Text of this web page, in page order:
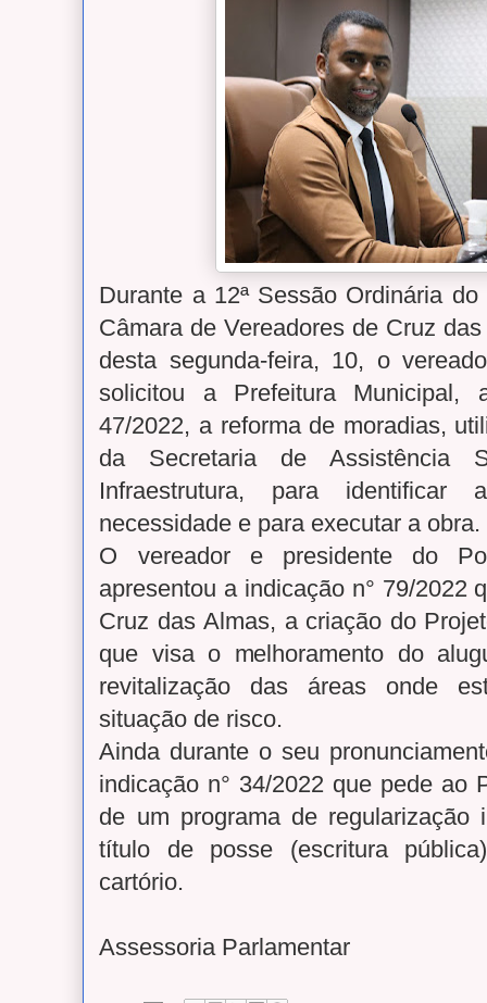
Durante a 12ª Sessão Ordinária
Câmara de Vereadores de Cruz
desta segunda-feira, 10, o
solicitou a Prefeitura Municipal,
47/2022, a reforma de moradias,
da Secretaria de Assistência
Infraestrutura, para
necessidade e para executar a obra.
O vereador e presidente do
apresentou a indicação n° 79/2022
Cruz das Almas, a criação do
que visa o melhoramento do
revitalização das áreas onde
situação de risco.
Ainda durante o seu
indicação n° 34/2022 que pede ao
de um programa de regularização
título de posse (escritura
cartório.
Assessoria Parlamentar